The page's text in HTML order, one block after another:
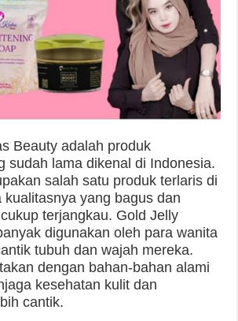
Beauty adalah produk
sudah lama dikenal di Indonesia.
salah satu produk terlaris di
kualitasnya yang bagus dan
terjangkau. Gold Jelly
digunakan oleh para wanita
tubuh dan wajah mereka.
dengan bahan-bahan alami
kesehatan kulit dan
cantik.